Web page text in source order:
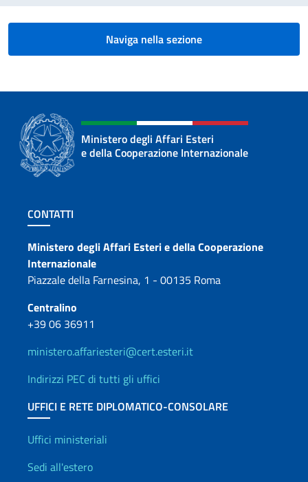
Naviga nella sezione
Ministero degli Affari Esteri
e della Cooperazione Internazionale
Sezione footer
CONTATTI
Contatti
Ministero degli Affari Esteri e della Cooperazione
Internazionale
Piazzale della Farnesina, 1 - 00135 Roma
Centralino
+39 06 36911
ministero.affariesteri@cert.esteri.it
Indirizzi PEC di tutti gli uffici
UFFICI E RETE DIPLOMATICO-CONSOLARE
Uffici e Rete diplomatica
Uffici ministeriali
Sedi all'estero